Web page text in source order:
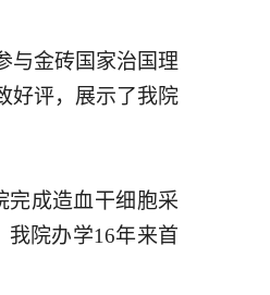
与金砖国家治国理
好评，展示了我院
完成造血干细胞采
我院办学16年来首